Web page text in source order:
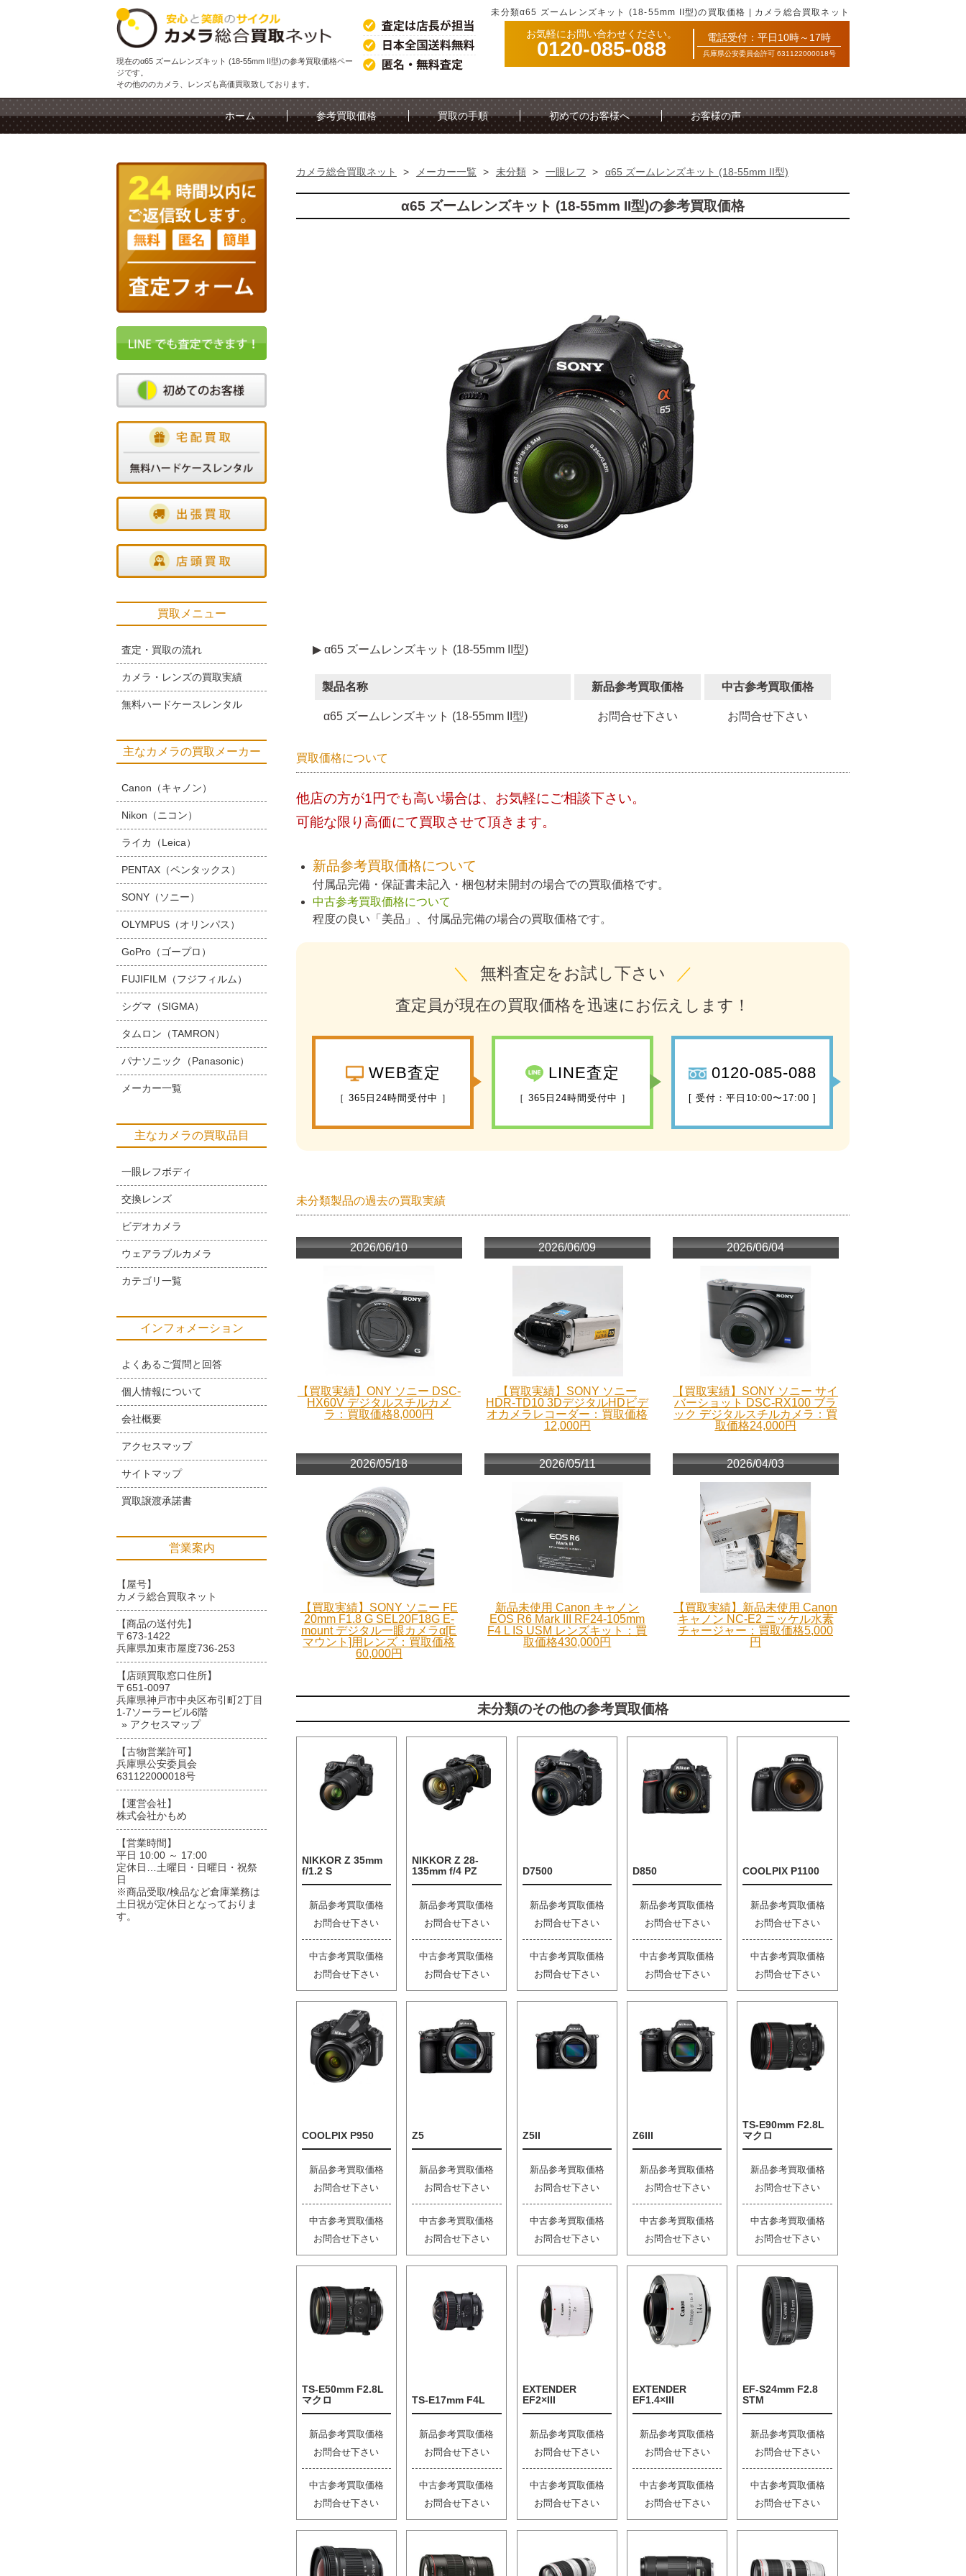
未分類α65 ズームレンズキット (18-55mm II型)の買取価格 | カメラ総合買取ネット
現在のα65 ズームレンズキット (18-55mm II型)の参考買取価格ペー
ジです。
その他ののカメラ、レンズも高価買取致しております。
お気軽にお問い合わせください。
0120-085-088 電話受付：平日10時～17時
兵庫県公安委員会許可 631122000018号
ホーム 参考買取価格 買取の手順 初めてのお客様へ お客様の声
カメラ総合買取ネット > メーカー一覧 > 未分類 > 一眼レフ > α65 ズームレンズキット (18-55mm II型)
α65 ズームレンズキット (18-55mm II型)の参考買取価格
▶ α65 ズームレンズキット (18-55mm II型)
製品名称 新品参考買取価格 中古参考買取価格
α65 ズームレンズキット (18-55mm II型) お問合せ下さい お問合せ下さい
買取価格について
他店の方が1円でも高い場合は、お気軽にご相談下さい。
可能な限り高価にて買取させて頂きます。
新品参考買取価格について
付属品完備・保証書未記入・梱包材未開封の場合での買取価格です。
中古参考買取価格について
程度の良い「美品」、付属品完備の場合の買取価格です。
＼ 無料査定をお試し下さい ／
査定員が現在の買取価格を迅速にお伝えします！
WEB査定
［ 365日24時間受付中 ］
LINE査定
［ 365日24時間受付中 ］
0120-085-088
[ 受付：平日10:00〜17:00 ]
未分類製品の過去の買取実績
2026/06/10
【買取実績】ONY ソニー DSC-
HX60V デジタルスチルカメ
ラ：買取価格8,000円
2026/06/09
【買取実績】SONY ソニー
HDR-TD10 3DデジタルHDビデ
オカメラレコーダー：買取価格
12,000円
2026/06/04
【買取実績】SONY ソニー サイ
バーショット DSC-RX100 ブラ
ック デジタルスチルカメラ：買
取価格24,000円
2026/05/18
【買取実績】SONY ソニー FE
20mm F1.8 G SEL20F18G E-
mount デジタル一眼カメラα[E
マウント]用レンズ：買取価格
60,000円
2026/05/11
新品未使用 Canon キャノン
EOS R6 Mark III RF24-105mm
F4 L IS USM レンズキット：買
取価格430,000円
2026/04/03
【買取実績】新品未使用 Canon
キャノン NC-E2 ニッケル水素
チャージャー：買取価格5,000
円
未分類のその他の参考買取価格
NIKKOR Z 35mm
f/1.2 S
新品参考買取価格
お問合せ下さい
中古参考買取価格
お問合せ下さい
NIKKOR Z 28-
135mm f/4 PZ
新品参考買取価格
お問合せ下さい
中古参考買取価格
お問合せ下さい
D7500
新品参考買取価格
お問合せ下さい
中古参考買取価格
お問合せ下さい
D850
新品参考買取価格
お問合せ下さい
中古参考買取価格
お問合せ下さい
COOLPIX P1100
新品参考買取価格
お問合せ下さい
中古参考買取価格
お問合せ下さい
COOLPIX P950
新品参考買取価格
お問合せ下さい
中古参考買取価格
お問合せ下さい
Z5
新品参考買取価格
お問合せ下さい
中古参考買取価格
お問合せ下さい
Z5II
新品参考買取価格
お問合せ下さい
中古参考買取価格
お問合せ下さい
Z6III
新品参考買取価格
お問合せ下さい
中古参考買取価格
お問合せ下さい
TS-E90mm F2.8L
マクロ
新品参考買取価格
お問合せ下さい
中古参考買取価格
お問合せ下さい
TS-E50mm F2.8L
マクロ
新品参考買取価格
お問合せ下さい
中古参考買取価格
お問合せ下さい
TS-E17mm F4L
新品参考買取価格
お問合せ下さい
中古参考買取価格
お問合せ下さい
EXTENDER
EF2×III
新品参考買取価格
お問合せ下さい
中古参考買取価格
お問合せ下さい
EXTENDER
EF1.4×III
新品参考買取価格
お問合せ下さい
中古参考買取価格
お問合せ下さい
EF-S24mm F2.8
STM
新品参考買取価格
お問合せ下さい
中古参考買取価格
お問合せ下さい
買取メニュー
査定・買取の流れ
カメラ・レンズの買取実績
無料ハードケースレンタル
主なカメラの買取メーカー
Canon（キャノン）
Nikon（ニコン）
ライカ（Leica）
PENTAX（ペンタックス）
SONY（ソニー）
OLYMPUS（オリンパス）
GoPro（ゴープロ）
FUJIFILM（フジフィルム）
シグマ（SIGMA）
タムロン（TAMRON）
パナソニック（Panasonic）
メーカー一覧
主なカメラの買取品目
一眼レフボディ
交換レンズ
ビデオカメラ
ウェアラブルカメラ
カテゴリ一覧
インフォメーション
よくあるご質問と回答
個人情報について
会社概要
アクセスマップ
サイトマップ
買取譲渡承諾書
営業案内
【屋号】
カメラ総合買取ネット
【商品の送付先】
〒673-1422
兵庫県加東市屋度736-253
【店頭買取窓口住所】
〒651-0097
兵庫県神戸市中央区布引町2丁目
1-7ソーラービル6階
» アクセスマップ
【古物営業許可】
兵庫県公安委員会
631122000018号
【運営会社】
株式会社かもめ
【営業時間】
平日 10:00 ～ 17:00
定休日…土曜日・日曜日・祝祭
日
※商品受取/検品など倉庫業務は
土日祝が定休日となっておりま
す。